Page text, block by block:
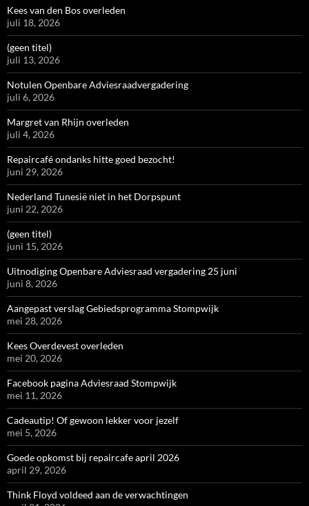
Kees van den Bos overleden
juli 18, 2026
(geen titel)
juli 13, 2026
Notulen Openbare Adviesraadvergadering
juli 6, 2026
Margret van Rhijn overleden
juli 4, 2026
Repaircafé ondanks hitte goed bezocht!
juni 29, 2026
Nederland Tunesië niet in het Dorpspunt
juni 22, 2026
(geen titel)
juni 15, 2026
Uitnodiging Openbare Adviesraad vergadering 25 juni
juni 8, 2026
Aangepast verslag Gebiedsprogramma Stompwijk
mei 28, 2026
Kees Overdevest overleden
mei 20, 2026
Facebook pagina Adviesraad Stompwijk
mei 11, 2026
Cadeautip! Of gewoon lekker voor jezelf
mei 5, 2026
Goede opkomst bij repaircafe april 2026
april 29, 2026
Think Floyd voldeed aan de verwachtingen